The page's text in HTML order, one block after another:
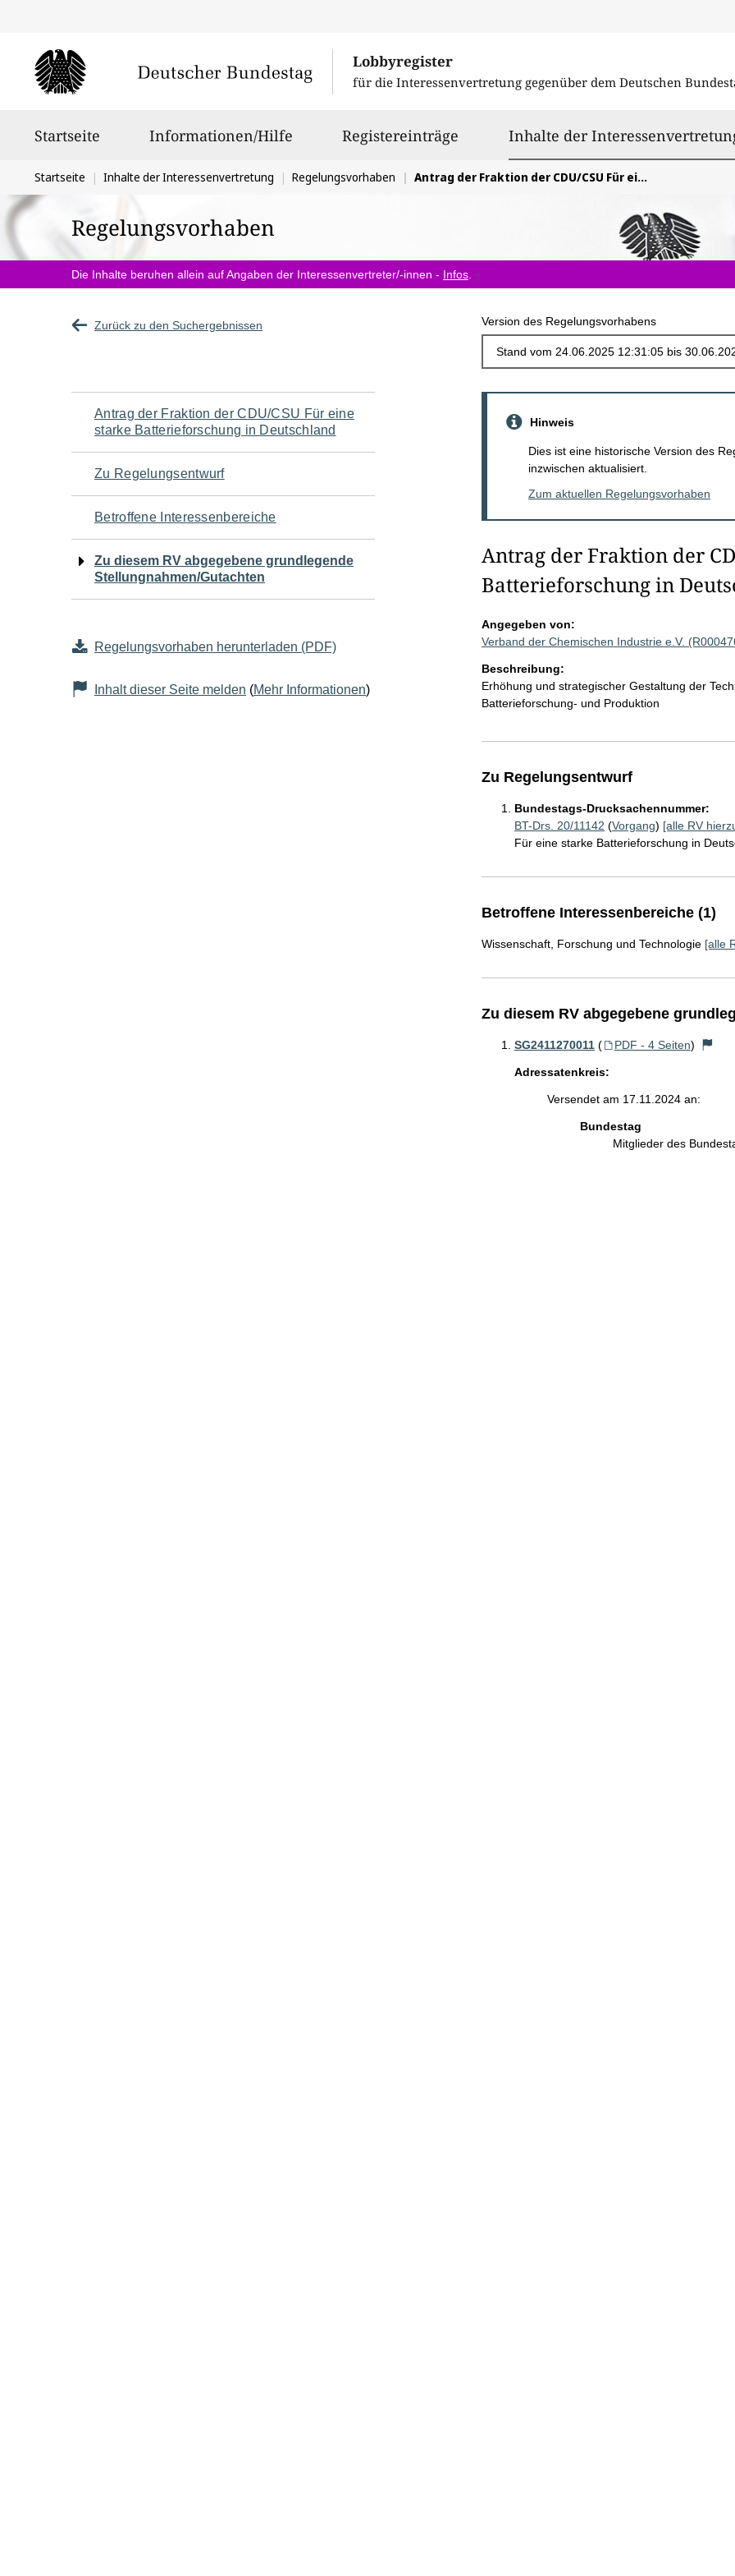
Lobbyregister
für die Interessenvertretung gegenüber dem Deutschen
Startseite Informationen/Hilfe Registereinträge Inhalte der
Sie
befinden
sich
hier:
Startseite Inhalte der Interessenvertretung Regelungsvorhaben Antrag der Fraktion der CDU/CSU Für eine starke Batterieforschung in Deutschland
Regelungsvorhaben
Die Inhalte beruhen allein auf Angaben der Interessenvertreter/-innen - Infos
Zurück zu den Suchergebnissen Version des Regelungsvorhabens
Navigation
für
den
Seiteninhalt
Antrag der Fraktion der CDU/CSU Für eine
starke Batterieforschung in Deutschland
Zu Regelungsentwurf
Betroffene Interessenbereiche
Zu diesem RV abgegebene grundlegende
Stellungnahmen/Gutachten
Regelungsvorhaben herunterladen (PDF)
Inhalt dieser Seite melden (Mehr Informationen)
Hinweis
Dies ist eine historische Version des
inzwischen aktualisiert.
Zum aktuellen Regelungsvorhaben
Antrag der Fraktion der
Batterieforschung in
Angegeben von:
Verband der Chemischen Industrie e.V.
Beschreibung:
Erhöhung und strategischer Gestaltung der
Batterieforschung- und Produktion
Zu Regelungsentwurf
Bundestags-Drucksachennummer:
BT-Drs. 20/11142 (Vorgang) [alle RV
Für eine starke Batterieforschung in
Betroffene Interessenbereiche (1)
Wissenschaft, Forschung und Technologie [alle
Zu diesem RV abgegebene
SG2411270011 ( PDF - 4 Seiten)
Adressatenkreis:
Versendet am 17.11.2024 an:
Bundestag
Mitglieder des